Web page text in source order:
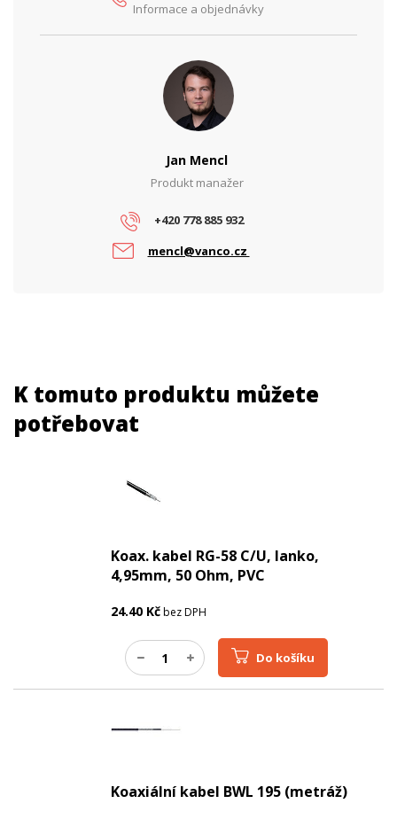
Informace a objednávky
Jan Mencl
Produkt manažer
+420 778 885 932
mencl@vanco.cz
K tomuto produktu můžete
potřebovat
Koax. kabel RG-58 C/U, lanko,
4,95mm, 50 Ohm, PVC
24.40 Kčbez DPH
Do košíku
Koaxiální kabel BWL 195 (metráž)